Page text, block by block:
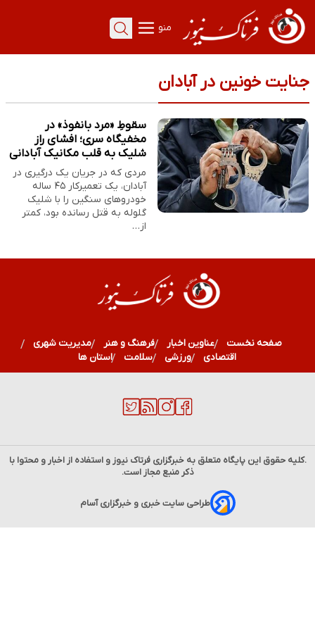
منو
جنایت خونین در آبادان
سقوطِ «مرد بانفوذ» در
مخفیگاه سری؛ افشای راز
شلیک به قلب مکانیک آبادانی
مردی که در جریان یک درگیری در
آبادان، یک تعمیرکار ۴۵ ساله
خودروهای سنگین را با شلیک
گلوله به قتل رسانده بود، کمتر
از…
صفحه نخست عناوین اخبار فرهنگ و هنر
مدیریت شهری
اقتصادی
ورزشی سلامت استان ها
.کلیه حقوق این پایگاه متعلق به خبرگزاریفرتاک نیوز و استفاده از اخبار و محتوا با
ذکر منبع مجاز است.
طراحی سایت خبری و خبرگزاری آسام